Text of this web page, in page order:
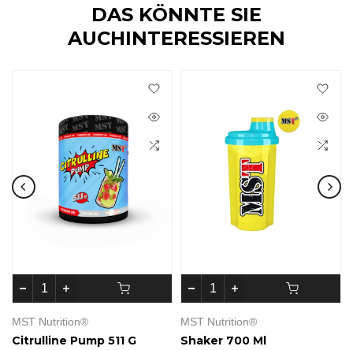
DAS KÖNNTE SIE
AUCHINTERESSIEREN
MST Nutrition®
Citrulline Pump 511 G
MST Nutrition®
Shaker 700 Ml